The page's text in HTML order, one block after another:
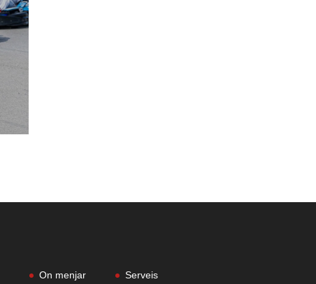
On menjar
Serveis